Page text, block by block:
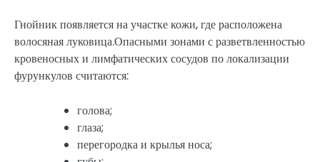
Гнойник появляется на участке кожи, где расположена
волосяная луковица.Опасными зонами с разветвленностью
кровеносных и лимфатических сосудов по локализации
фурункулов считаются:
голова;
глаза;
перегородка и крылья носа;